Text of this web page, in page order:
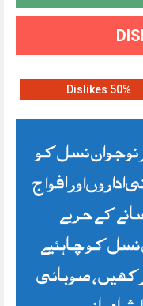
50% Dislikes
نسل کو
اور افواج
کے حربے
نسل کو چاہئیے
، صوبائی